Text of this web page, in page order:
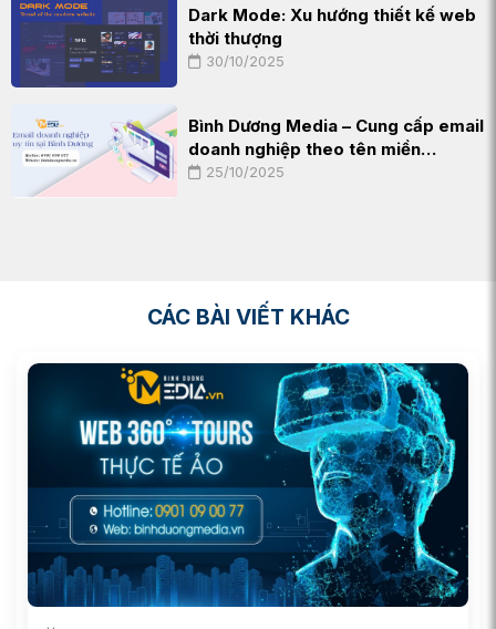
Dark Mode: Xu hướng thiết kế web
thời thượng
30/10/2025
Bình Dương Media – Cung cấp email
doanh nghiệp theo tên miền…
25/10/2025
CÁC BÀI VIẾT KHÁC